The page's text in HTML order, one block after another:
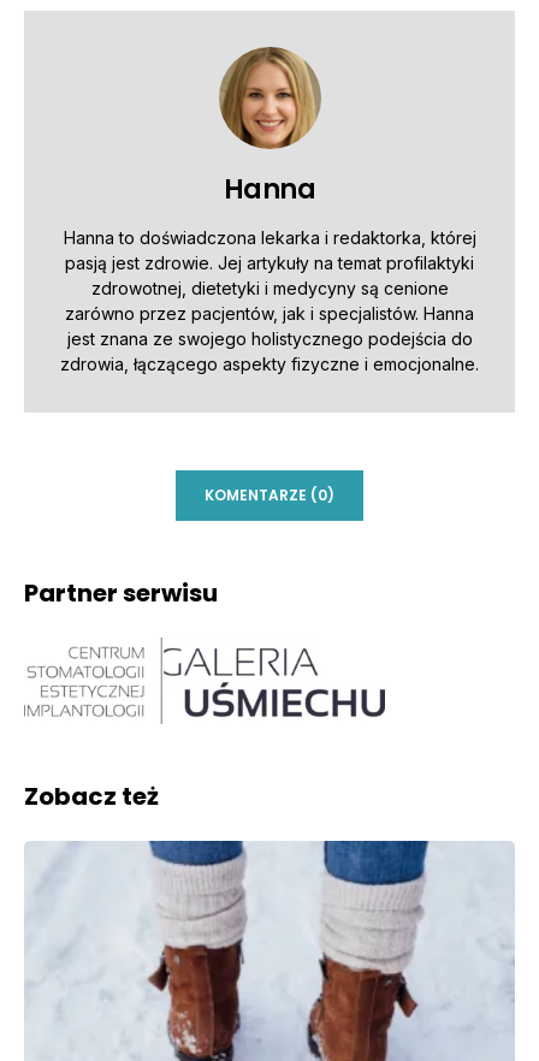
Hanna
Hanna to doświadczona lekarka i redaktorka, której
pasją jest zdrowie. Jej artykuły na temat profilaktyki
zdrowotnej, dietetyki i medycyny są cenione
zarówno przez pacjentów, jak i specjalistów. Hanna
jest znana ze swojego holistycznego podejścia do
zdrowia, łączącego aspekty fizyczne i emocjonalne.
KOMENTARZE (0)
Partner serwisu
Zobacz też